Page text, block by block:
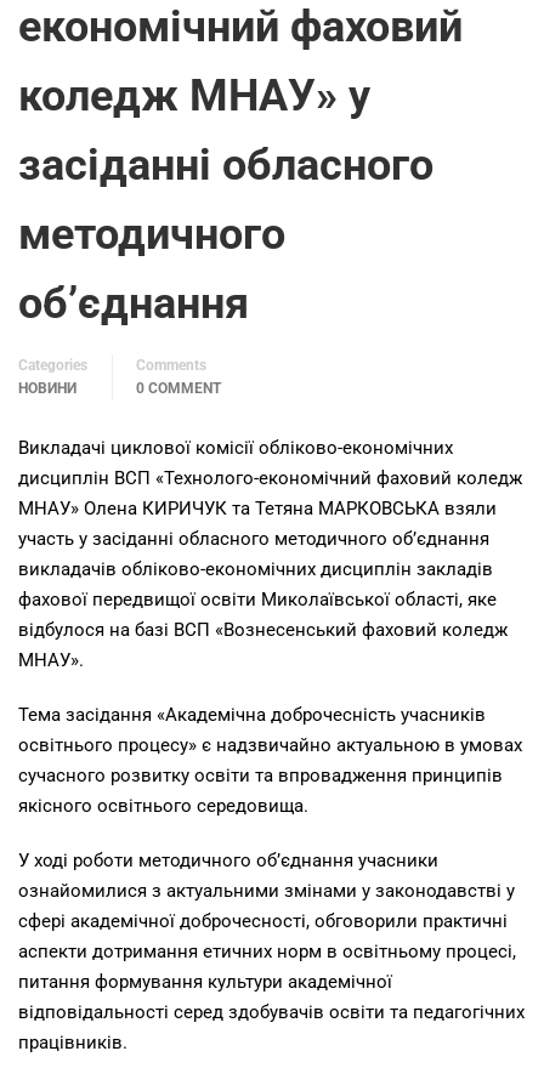
економічний фаховий
коледж МНАУ» у
засіданні обласного
методичного
об’єднання
Categories
НОВИНИ
Comments
0 COMMENT
Викладачі циклової комісії обліково-економічних
дисциплін ВСП «Технолого-економічний фаховий коледж
МНАУ» Олена КИРИЧУК та Тетяна МАРКОВСЬКА взяли
участь у засіданні обласного методичного об’єднання
викладачів обліково-економічних дисциплін закладів
фахової передвищої освіти Миколаївської області, яке
відбулося на базі ВСП «Вознесенський фаховий коледж
МНАУ».
Тема засідання «Академічна доброчесність учасників
освітнього процесу» є надзвичайно актуальною в умовах
сучасного розвитку освіти та впровадження принципів
якісного освітнього середовища.
У ході роботи методичного об’єднання учасники
ознайомилися з актуальними змінами у законодавстві у
сфері академічної доброчесності, обговорили практичні
аспекти дотримання етичних норм в освітньому процесі,
питання формування культури академічної
відповідальності серед здобувачів освіти та педагогічних
працівників.